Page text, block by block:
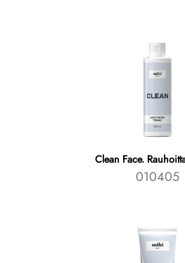
Clean Face.
010405